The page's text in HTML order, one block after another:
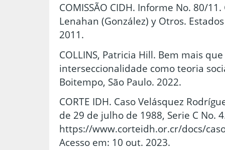
COMISSÃO CIDH. Informe No. 80/11.
Lenahan (González) y Otros.
2011.
COLLINS, Patricia Hill. Bem mais
interseccionalidade como teoria
Boitempo, São Paulo. 2022.
CORTE IDH. Caso Velásquez
de 29 de julho de 1988, Serie C No.
https://www.corteidh.or.cr/docs/
Acesso em: 10 out. 2023.